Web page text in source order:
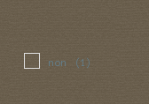
non (1)